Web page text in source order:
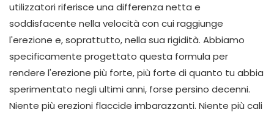
utilizzatori riferisce una differenza netta e
soddisfacente nella velocità con cui raggiunge
l'erezione e, soprattutto, nella sua rigidità. Abbiamo
specificamente progettato questa formula per
rendere l'erezione più forte, più forte di quanto tu abbia
sperimentato negli ultimi anni, forse persino decenni.
Niente più erezioni flaccide imbarazzanti. Niente più cali